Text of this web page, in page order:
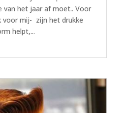
van het jaar af moet.. Voor
voor mij- zijn het drukke
helpt,...